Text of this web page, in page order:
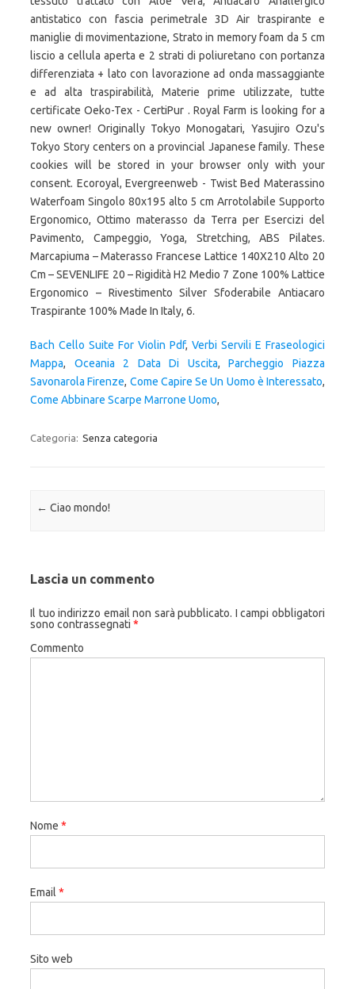
Bach Cello Suite For Violin Pdf, Verbi Servili E Fraseologici
Mappa, Oceania 2 Data Di Uscita,Parcheggio Piazza
Savonarola Firenze, Come Capire Se Un Uomo è Interessato,
Come Abbinare Scarpe Marrone Uomo,
Categoria: Senza categoria
Navigazione articolo
← Ciao mondo!
Lascia un commento
Il tuo indirizzo email non sarà pubblicato. I campi obbligatori
sono contrassegnati *
Commento
Nome *
Email *
Sito web